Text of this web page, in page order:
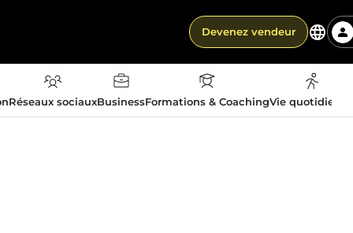
Devenez vendeur
Réseaux sociauxBusinessFormations & CoachingVie